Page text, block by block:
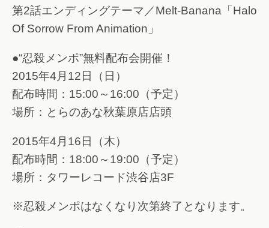
第2話エンディングテーマ／Melt-Banana「Halo
Of Sorrow From Animation」
●“忍殺メンポ”無料配布会開催！
2015年4月12日（日）
配布時間：15:00～16:00（予定）
場所：とらのあな秋葉原店店頭
2015年4月16日（木）
配布時間：18:00～19:00（予定）
場所：タワーレコード渋谷店3F
※忍殺メンポはなくなり次第終了となります。